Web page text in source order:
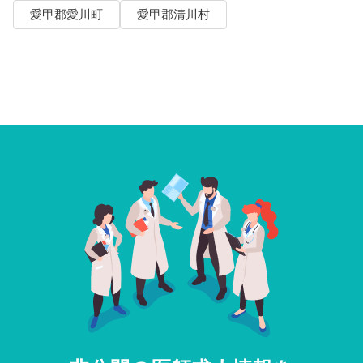
愛甲郡愛川町 愛甲郡清川村